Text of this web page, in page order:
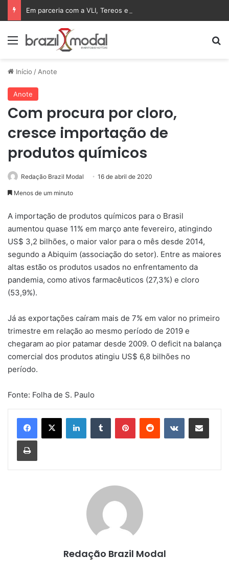
Menu
Início /Anote
Anote
Com procura por cloro,
cresce importação de
produtos químicos
Redação Brazil Modal 16 de abril de 2020
Menos de um minuto
A importação de produtos químicos para o Brasil
aumentou quase 11% em março ante fevereiro, atingindo
US$ 3,2 bilhões, o maior valor para o mês desde 2014,
segundo a Abiquim (associação do setor). Entre as maiores
altas estão os produtos usados no enfrentamento da
pandemia, como ativos farmacêuticos (27,3%) e cloro
(53,9%).
Já as exportações caíram mais de 7% em valor no primeiro
trimestre em relação ao mesmo período de 2019 e
chegaram ao pior patamar desde 2009. O deficit na balança
comercial dos produtos atingiu US$ 6,8 bilhões no
período.
Fonte: Folha de S. Paulo
LinkedinTumblr PinterestReddit VK Compartilhar via e-mail
Imprimir
Redação Brazil Modal